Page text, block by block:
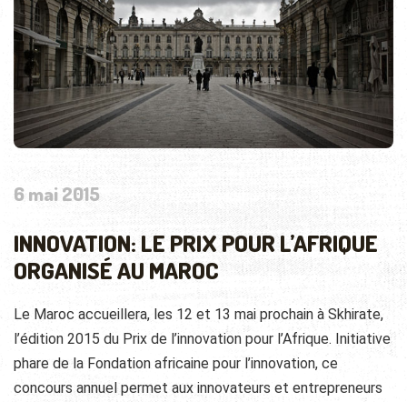
6 mai 2015
INNOVATION: LE PRIX POUR L’AFRIQUE
ORGANISÉ AU MAROC
Le Maroc accueillera, les 12 et 13 mai prochain à Skhirate,
l’édition 2015 du Prix de l’innovation pour l’Afrique. Initiative
phare de la Fondation africaine pour l’innovation, ce
concours annuel permet aux innovateurs et entrepreneurs